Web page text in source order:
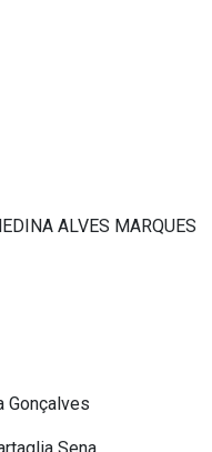
ALVES MARQUES
Gonçalves